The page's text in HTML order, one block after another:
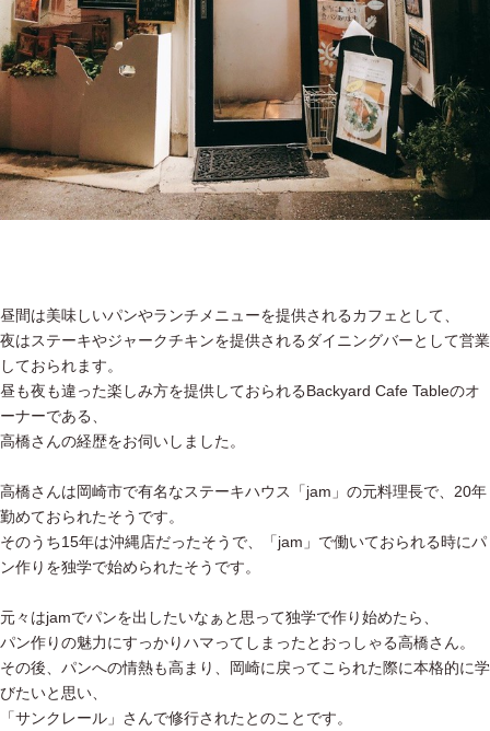
昼間は美味しいパンやランチメニューを提供されるカフェとして、
夜はステーキやジャークチキンを提供されるダイニングバーとして営業
しておられます。
昼も夜も違った楽しみ方を提供しておられるBackyard Cafe Tableのオ
ーナーである、
高橋さんの経歴をお伺いしました。
高橋さんは岡崎市で有名なステーキハウス「jam」の元料理長で、20年
勤めておられたそうです。
そのうち15年は沖縄店だったそうで、「jam」で働いておられる時にパ
ン作りを独学で始められたそうです。
元々はjamでパンを出したいなぁと思って独学で作り始めたら、
パン作りの魅力にすっかりハマってしまったとおっしゃる高橋さん。
その後、パンへの情熱も高まり、岡崎に戻ってこられた際に本格的に学
びたいと思い、
「サンクレール」さんで修行されたとのことです。